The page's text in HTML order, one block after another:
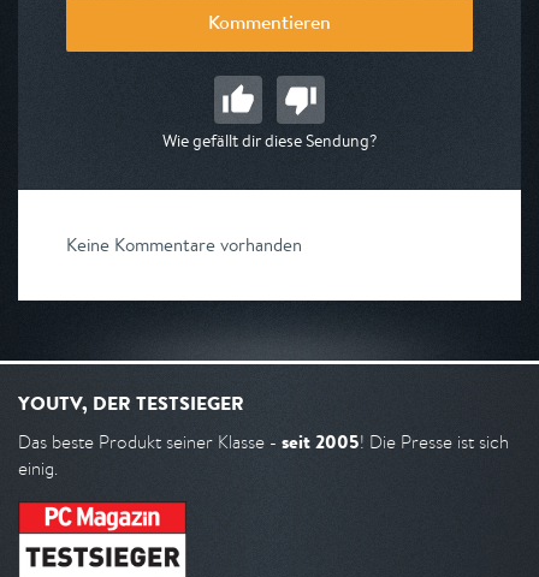
Kommentieren
Wie gefällt dir diese Sendung?
Keine Kommentare vorhanden
YOUTV, DER TESTSIEGER
Das beste Produkt seiner Klasse - seit 2005! Die Presse ist sich
einig.